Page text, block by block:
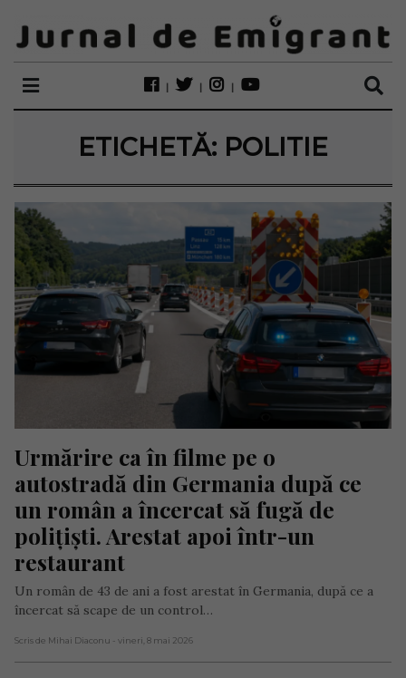
ETICHETĂ: POLITIE
Urmărire ca în filme pe o
autostradă din Germania după ce
un român a încercat să fugă de
polițiști. Arestat apoi într-un
restaurant
Un român de 43 de ani a fost arestat în Germania, după ce a
încercat să scape de un control…
Scris de Mihai Diaconu - vineri, 8 mai 2026